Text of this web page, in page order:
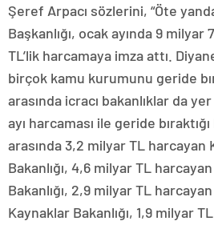
Şeref Arpacı sözlerini, “Öte
Başkanlığı, ocak ayında 9 milyar
TL’lik harcamaya imza attı.
birçok kamu kurumunu geride
arasında icracı bakanlıklar da yer
ayı harcaması ile geride
arasında 3,2 milyar TL harcayan
Bakanlığı, 4,6 milyar TL
Bakanlığı, 2,9 milyar TL
Kaynaklar Bakanlığı, 1,9 milyar